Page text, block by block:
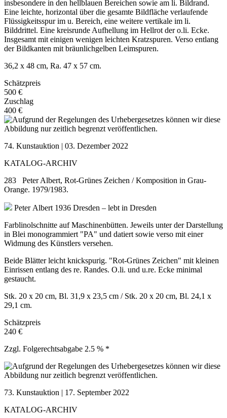
insbesondere in den hellblauen Bereichen sowie am li. Bildrand.
Eine leichte, horizontal über die gesamte Bildfläche verlaufende
Flüssigkeitsspur im u. Bereich, eine weitere vertikale im li.
Bilddrittel. Eine kreisrunde Aufhellung im Hellrot der o.li. Ecke.
Insgesamt mit einigen wenigen leichten Kratzspuren. Verso entlang
der Bildkanten mit bräunlichgelben Leimspuren.
36,2 x 48 cm, Ra. 47 x 57 cm.
Schätzpreis
500 €
Zuschlag
400 €
74. Kunstauktion | 03. Dezember 2022
KATALOG-ARCHIV
283 Peter Albert, Rot-Grünes Zeichen / Komposition in Grau-
Orange. 1979/1983.
Peter Albert 1936 Dresden – lebt in Dresden
Farblinolschnitte auf Maschinenbütten. Jeweils unter der Darstellung
in Blei monogrammiert "PA" und datiert sowie verso mit einer
Widmung des Künstlers versehen.
Beide Blätter leicht knickspurig. "Rot-Grünes Zeichen" mit kleinen
Einrissen entlang des re. Randes. O.li. und u.re. Ecke minimal
gestaucht.
Stk. 20 x 20 cm, Bl. 31,9 x 23,5 cm / Stk. 20 x 20 cm, Bl. 24,1 x
29,1 cm.
Schätzpreis
240 €
Zzgl. Folgerechtsabgabe 2.5 % *
73. Kunstauktion | 17. September 2022
KATALOG-ARCHIV